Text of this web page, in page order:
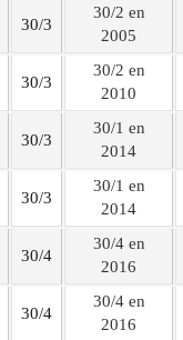
30/3
30/2 en
2005
30/3
30/2 en
2010
30/3
30/1 en
2014
30/3
30/1 en
2014
30/4
30/4 en
2016
30/4
30/4 en
2016